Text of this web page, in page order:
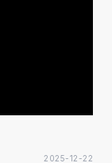
2025-12-22